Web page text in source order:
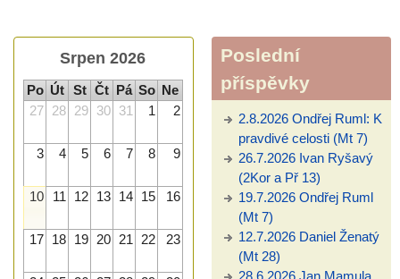
Srpen 2026
Po Út St Čt Pá So Ne
27 28 29 30 31 1 2
3 4 5 6 7 8 9
10 11 12 13 14 15 16
17 18 19 20 21 22 23
Poslední
příspěvky
2.8.2026 Ondřej Ruml: K
pravdivé celosti (Mt 7)
26.7.2026 Ivan Ryšavý
(2Kor a Př 13)
19.7.2026 Ondřej Ruml
(Mt 7)
12.7.2026 Daniel Ženatý
(Mt 28)